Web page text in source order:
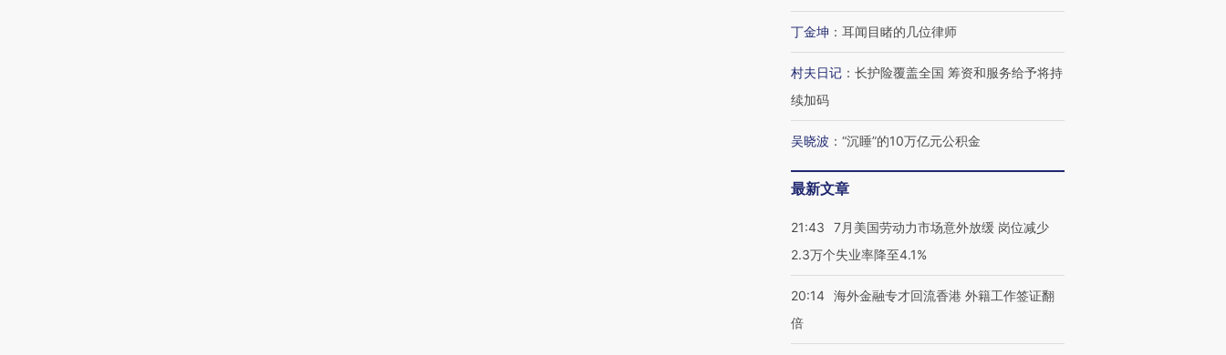
丁金坤 ： 耳闻目睹的几位律师
村夫日记 ： 长护险覆盖全国 筹资和服务给予将持
续加码
吴晓波 ： “沉睡”的10万亿元公积金
最新文章
21:43
7月美国劳动力市场意外放缓 岗位减少
2.3万个失业率降至4.1%
20:14 海外金融专才回流香港 外籍工作签证翻
倍